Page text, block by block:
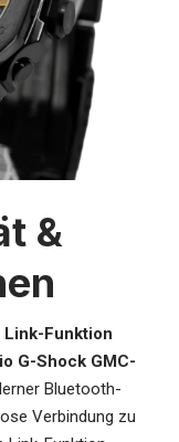
&
Funktion
G-Shock GMC-
Bluetooth-
Verbindung zu